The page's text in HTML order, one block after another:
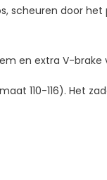
scheuren door het
en extra V-brake
110-116). Het